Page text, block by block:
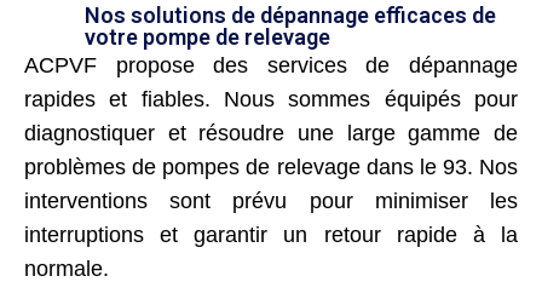
Nos solutions de dépannage efficaces de
votre pompe de relevage
ACPVF propose des services de dépannage
rapides et fiables. Nous sommes équipés pour
diagnostiquer et résoudre une large gamme de
problèmes de pompes de relevage dans le 93. Nos
interventions sont prévu pour minimiser les
interruptions et garantir un retour rapide à la
normale.